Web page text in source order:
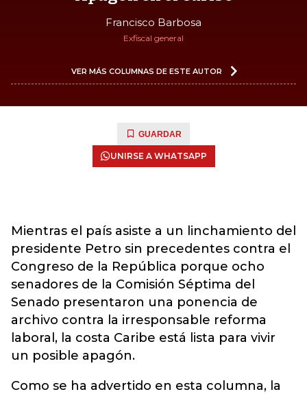
Francisco Barbosa
Exfiscal general
VER MÁS COLUMNAS DE ESTE AUTOR
GUARDAR
UNIRSE A WHATSAPP
Mientras el país asiste a un linchamiento del
presidente Petro sin precedentes contra el
Congreso de la República porque ocho
senadores de la Comisión Séptima del
Senado presentaron una ponencia de
archivo contra la irresponsable reforma
laboral, la costa Caribe está lista para vivir
un posible apagón.
Como se ha advertido en esta columna, la